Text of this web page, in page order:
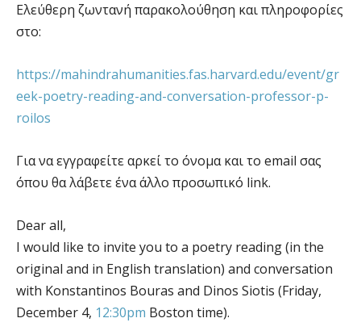
Ελεύθερη ζωντανή παρακολούθηση και πληροφορίες
στο:
https://mahindrahumanities.fas.harvard.edu/event/gr
eek-poetry-reading-and-conversation-professor-p-
roilos
Για να εγγραφείτε αρκεί το όνομα και το email σας
όπου θα λάβετε ένα άλλο προσωπικό link.
Dear all,
I would like to invite you to a poetry reading (in the
original and in English translation) and conversation
with Konstantinos Bouras and Dinos Siotis (Friday,
December 4, 12:30pm Boston time).